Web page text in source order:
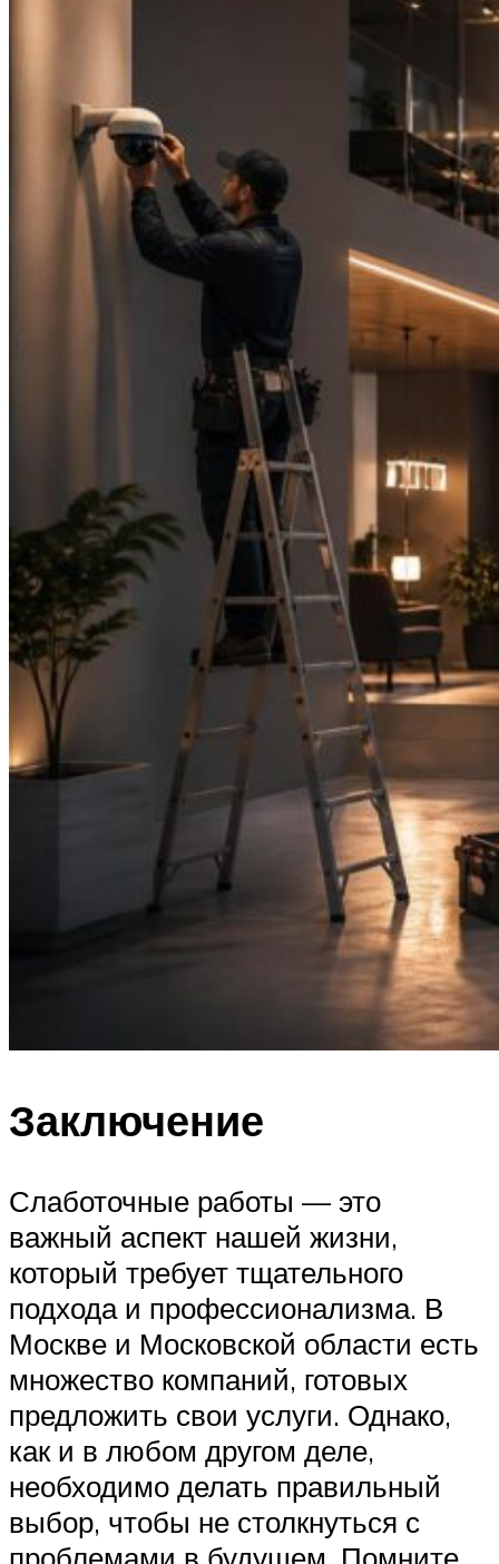
Заключение
Слаботочные работы — это
важный аспект нашей жизни,
который требует тщательного
подхода и профессионализма. В
Москве и Московской области есть
множество компаний, готовых
предложить свои услуги. Однако,
как и в любом другом деле,
необходимо делать правильный
выбор, чтобы не столкнуться с